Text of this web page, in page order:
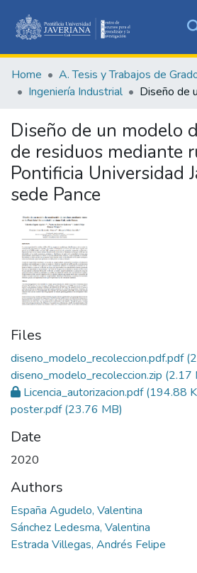
&
Home A. Tesis y Trabajos de
Ingeniería Industrial
Diseño de un modelo
de residuos mediante
Pontificia Universidad
sede Pance
Files
diseno_modelo_recoleccion.pdf.pdf
diseno_modelo_recoleccion.zip (2.17
Licencia_autorizacion.pdf(194.88
poster.pdf(23.76 MB)
Date
2020
Authors
España Agudelo, Valentina
Sánchez Ledesma, Valentina
Estrada Villegas, Andrés Felipe